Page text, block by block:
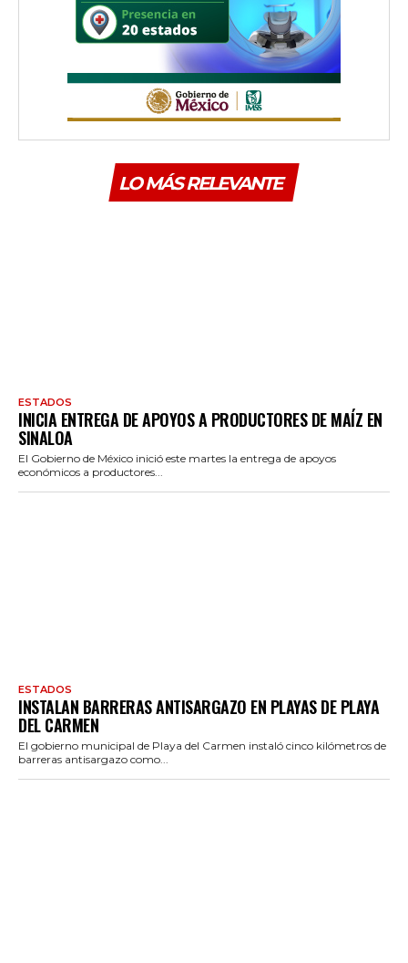
LO MÁS RELEVANTE
ESTADOS
INICIA ENTREGA DE APOYOS A PRODUCTORES DE MAÍZ EN
SINALOA
El Gobierno de México inició este martes la entrega de apoyos
económicos a productores...
ESTADOS
INSTALAN BARRERAS ANTISARGAZO EN PLAYAS DE PLAYA
DEL CARMEN
El gobierno municipal de Playa del Carmen instaló cinco kilómetros de
barreras antisargazo como...